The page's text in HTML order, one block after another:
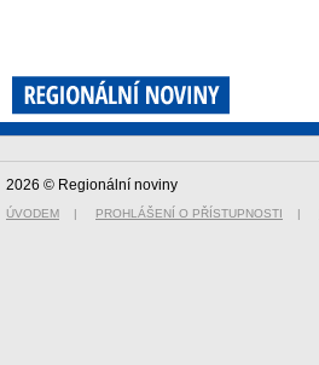
2026 © Regionální noviny
ÚVODEM | PROHLÁŠENÍ O PŘÍSTUPNOSTI |